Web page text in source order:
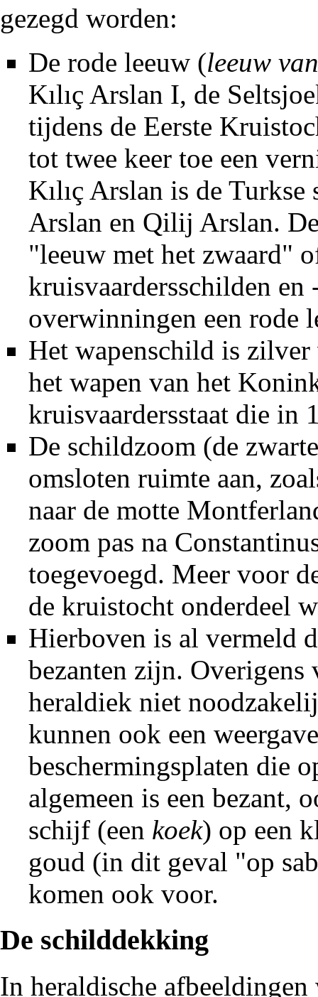
gezegd worden:
De rode leeuw (leeuw
Kılıç Arslan I, de
tijdens de Eerste
tot twee keer toe een
Kılıç Arslan is de
Arslan en Qilij Arslan.
"leeuw met het zwaard"
kruisvaardersschilden en
overwinningen een rode
Het wapenschild is zilver
het wapen van het
kruisvaardersstaat die in
De schildzoom (de
omsloten ruimte aan,
naar de motte
zoom pas na
toegevoegd. Meer voor
de kruistocht onderdeel
Hierboven is al vermeld
bezanten zijn. Overigens
heraldiek niet
kunnen ook een
beschermingsplaten die
algemeen is een bezant,
schijf (een koek) op een
goud (in dit geval "op
komen ook voor.
De schilddekking
In heraldische